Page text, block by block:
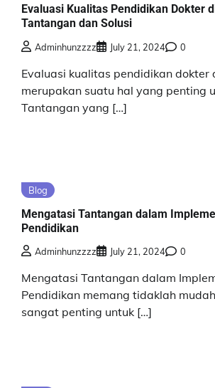
Evaluasi Kualitas Pendidikan Dokter
Tantangan dan Solusi
Adminhunzzzz July 21, 2024 0
Evaluasi kualitas pendidikan dokter
merupakan suatu hal yang penting
Tantangan yang […]
Blog
Mengatasi Tantangan dalam
Pendidikan
Adminhunzzzz July 21, 2024 0
Mengatasi Tantangan dalam
Pendidikan memang tidaklah
sangat penting untuk […]